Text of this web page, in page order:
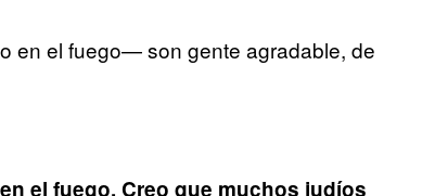
en el fuego— son gente agradable, de
el fuego. Creo que muchos judíos